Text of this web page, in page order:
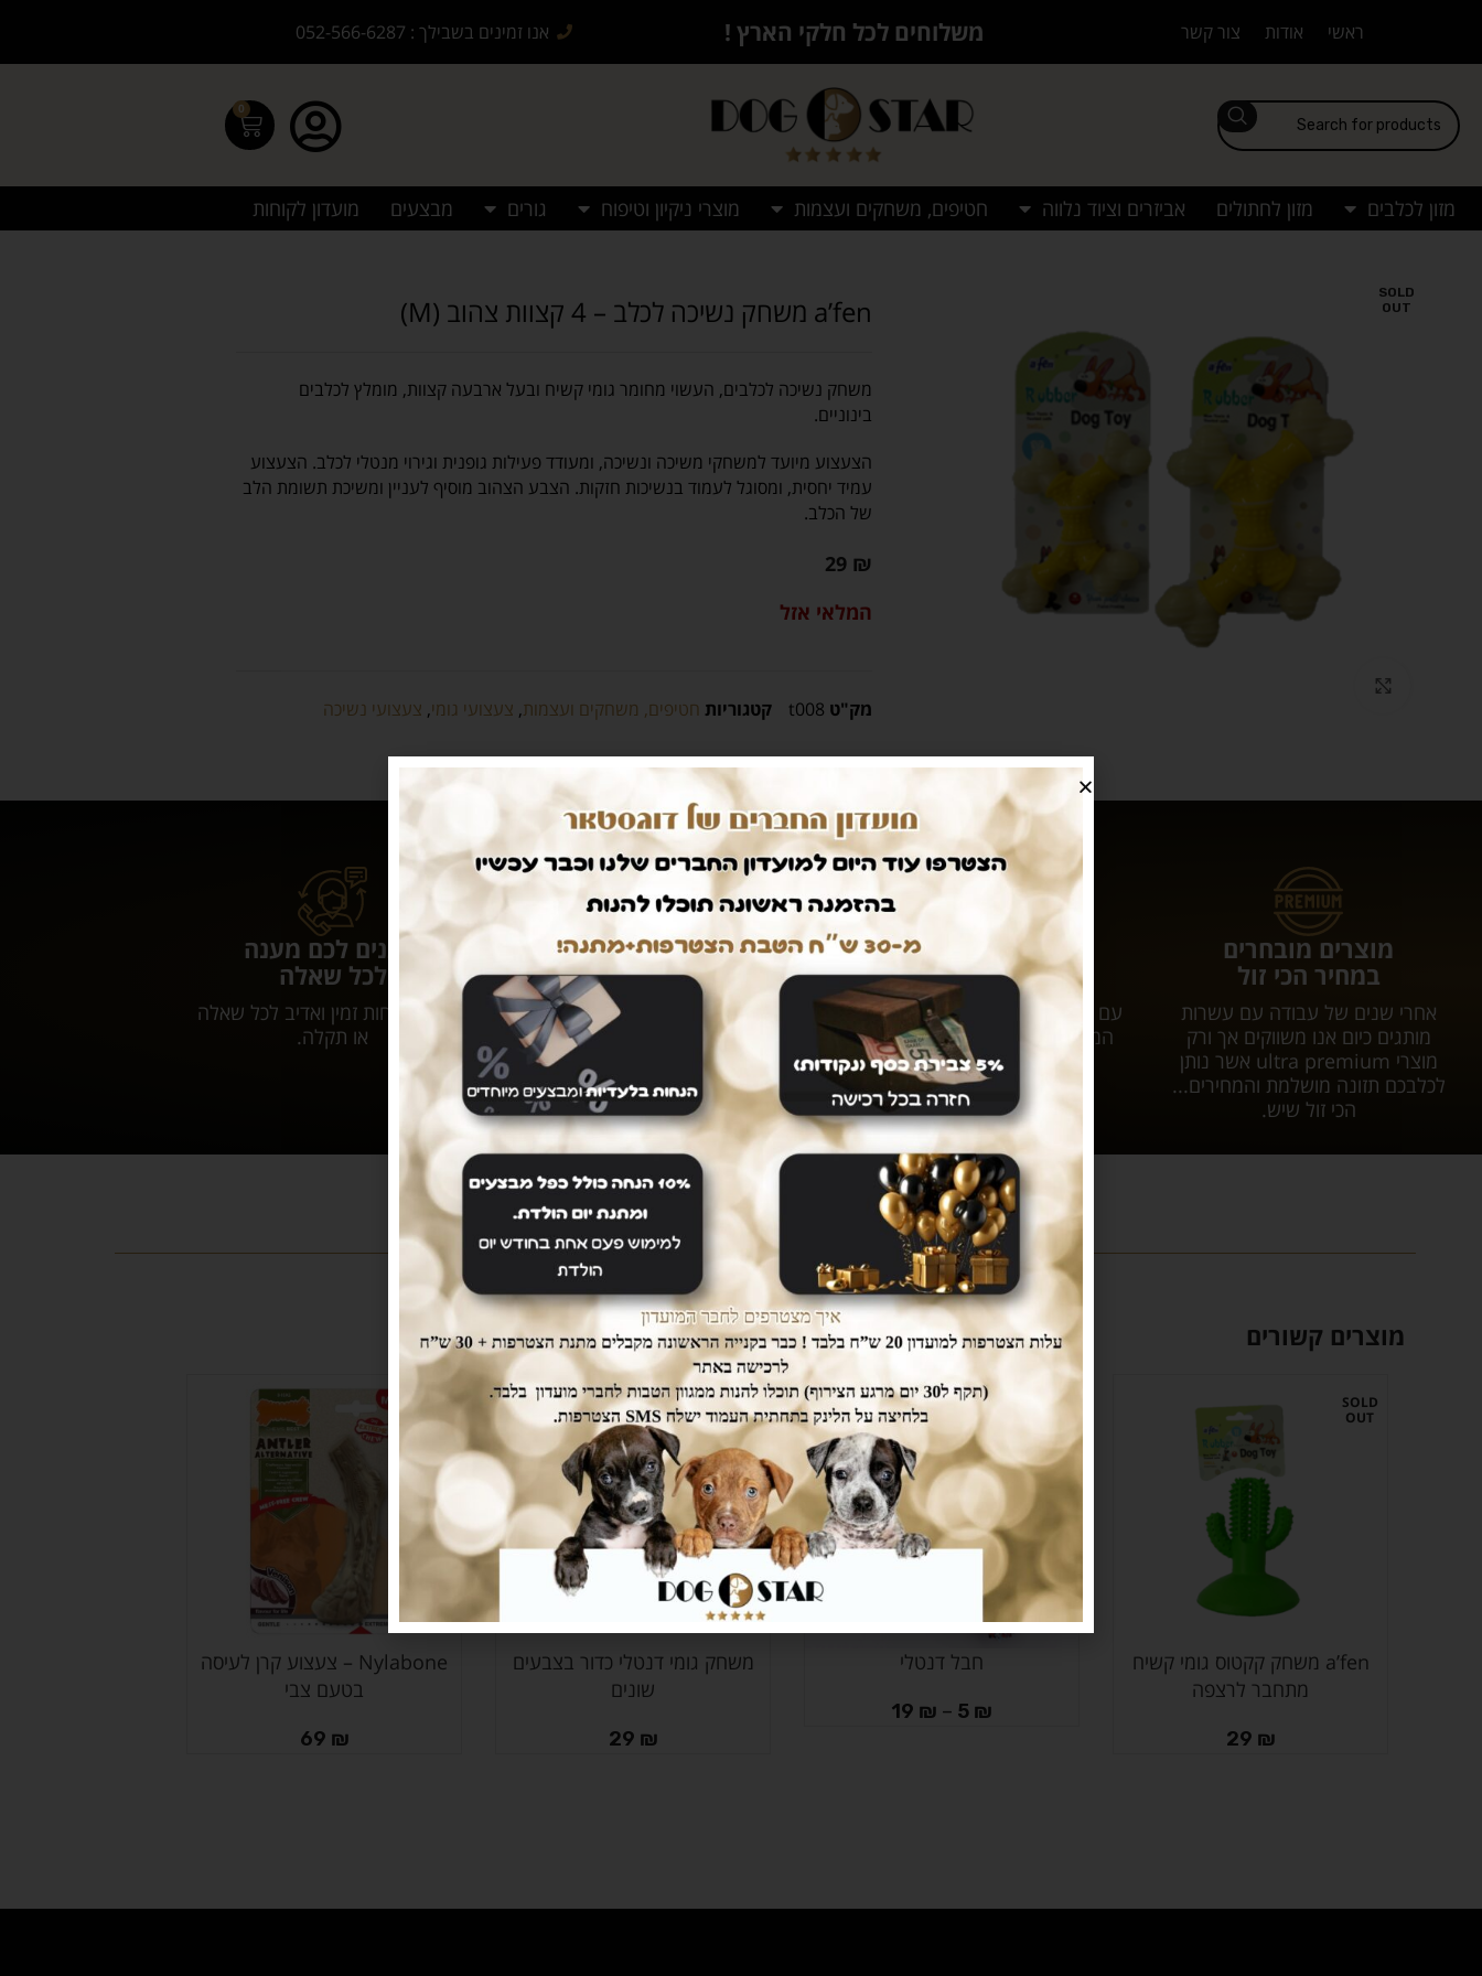
ראשי אודות צור קשר משלוחים לכל חלקי הארץ ! אנו זמינים בשבילך : 052-566-6287
0
מזון לכלבים מזון לחתולים אביזרים וציוד נלווה חטיפים, משחקים ועצמות מוצרי ניקיון וטיפוח גורים מבצעים מועדון לקוחות
SOLD
OUT
a’fen משחק נשיכה לכלב – 4 קצוות צהוב (M)
משחק נשיכה לכלבים, העשוי מחומר גומי קשיח ובעל ארבעה קצוות, מומלץ לכלבים
בינוניים.
הצעצוע מיועד למשחקי משיכה ונשיכה, ומעודד פעילות גופנית וגירוי מנטלי לכלב. הצעצוע
עמיד יחסית, ומסוגל לעמוד בנשיכות חזקות. הצבע הצהוב מוסיף לעניין ומשיכת תשומת הלב
של הכלב.
29 ₪
המלאי אזל
מק"ט t008 קטגוריות חטיפים, משחקים ועצמות, צעצועי גומי, צעצועי נשיכה
מוצרים מובחרים
במחיר הכי זול
אחרי שנים של עבודה עם עשרות
מותגים כיום אנו משווקים אך ורק
מוצרי ultra premium אשר נותן
לכלבכם תזונה מושלמת והמחירים...
הכי זול שיש.
עושים לכם חיים קלים
המשלוחים עלינו
עם dogstar אין צורך לצאת מהבית.
המשלוח יגיע אליכם עד הבית ללא
עלות נוספת.
דואגים לבטחון שלכם
רכישה בטוחה
ממשק הזמנות מאובטח ונגיש אשר
יחסוך לכם זמן יקר בהזמנת המוצרים.
נותנים לכם מענה
לכל שאלה
שירות לקוחות זמין ואדיב לכל שאלה
או תקלה.
מוצרים נוספים
מוצרים קשורים
SOLD
OUT
מידע נוסף a’fen משחק קקטוס גומי קשיח
מתחבר לרצפה
29 ₪
חבל דנטלי
5 ₪
–
19 ₪
בחר אפשרויות
משחק גומי דנטלי כדור בצבעים
שונים
29 ₪
הוספה לסל
Nylabone – צעצוע קרן לעיסה
בטעם צבי
69 ₪